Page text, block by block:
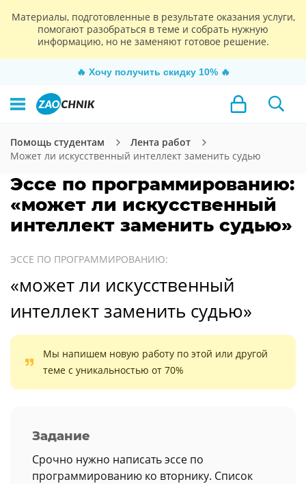
Материалы, подготовленные в результате оказания услуги,
помогают разобраться в теме и собрать нужную
информацию, но не заменяют готовое решение.
🔥 Хочу получить скидку 10% 🔥
Помощь студентам
Лента работ
Может ли искусственный интеллект заменить судью
Эссе по программированию:
«может ли искусственный
интеллект заменить судью»
ЭССЕ ПО ПРОГРАММИРОВАНИЮ:
«может ли искусственный
интеллект заменить судью»
Мы напишем новую работу по этой или другой
теме с уникальностью от 70%
Задание
Срочно нужно написать эссе по
программированию ко вторнику. Список